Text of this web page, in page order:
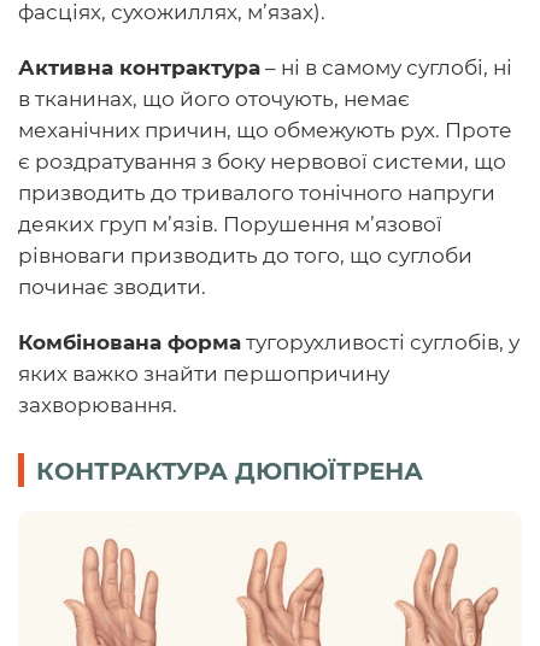
фасціях, сухожиллях, м’язах).
Активна контрактура – ні в самому суглобі, ні
в тканинах, що його оточують, немає
механічних причин, що обмежують рух. Проте
є роздратування з боку нервової системи, що
призводить до тривалого тонічного напруги
деяких груп м’язів. Порушення м’язової
рівноваги призводить до того, що суглоби
починає зводити.
Комбінована форма тугорухливості суглобів, у
яких важко знайти першопричину
захворювання.
КОНТРАКТУРА ДЮПЮЇТРЕНА